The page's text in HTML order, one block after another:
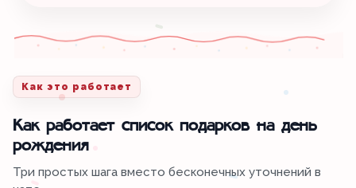
Как это работает
Как работает список подарков на день
рождения
Три простых шага вместо бесконечных уточнений в